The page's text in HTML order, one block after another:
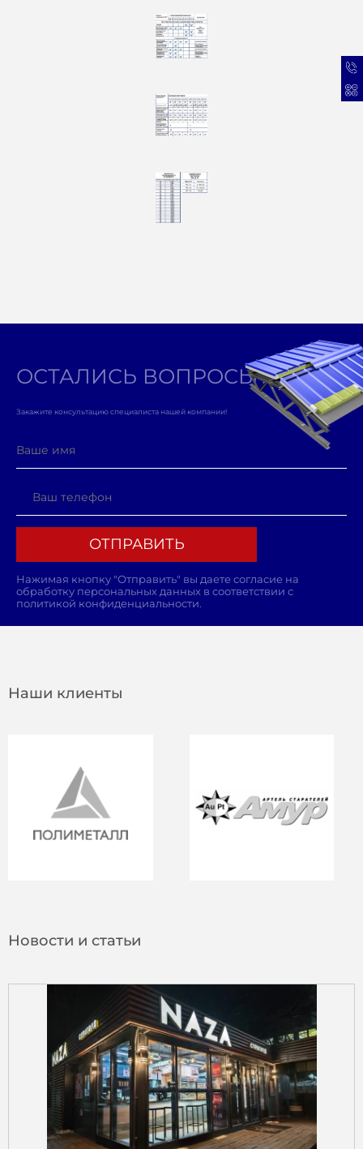
Ширина - 600, 1000 мм
Толщина от 50 до 1000 мм
Длина - 1000, 1500, 3000 мм.
100 РУБ./М3
Нажимая кнопку "Отправить" вы даете согласие на
обработку персональных данных в соответствии с
политикой конфиденциальности.
Наши клиенты
Новости и статьи